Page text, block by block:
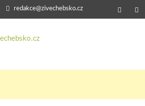
redakce@zivechebsko.cz
–